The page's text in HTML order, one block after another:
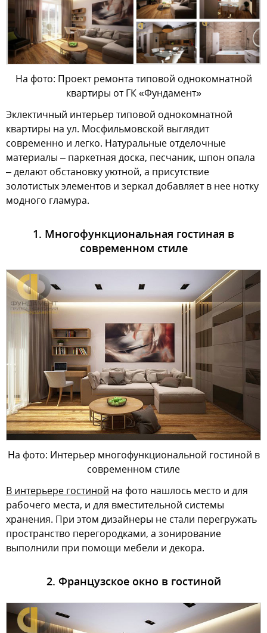
На фото: Проект ремонта типовой однокомнатной
квартиры от ГК «Фундамент»
Эклектичный интерьер типовой однокомнатной
квартиры на ул. Мосфильмовской выглядит
современно и легко. Натуральные отделочные
материалы – паркетная доска, песчаник, шпон опала
– делают обстановку уютной, а присутствие
золотистых элементов и зеркал добавляет в нее нотку
модного гламура.
1. Многофункциональная гостиная в
современном стиле
На фото: Интерьер многофункциональной гостиной в
современном стиле
В интерьере гостиной на фото нашлось место и для
рабочего места, и для вместительной системы
хранения. При этом дизайнеры не стали перегружать
пространство перегородками, а зонирование
выполнили при помощи мебели и декора.
2. Французское окно в гостиной